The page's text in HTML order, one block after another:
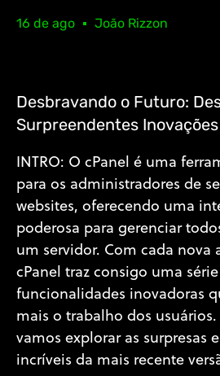
16 de ago João Rizzon
Desbravando o Futuro:
Surpreendentes
INTRO: O cPanel é uma
para os administradores de
websites, oferecendo uma
poderosa para gerenciar
um servidor. Com cada nova
cPanel traz consigo uma
funcionalidades inovadoras
mais o trabalho dos
vamos explorar as surpresas
incríveis da mais recente